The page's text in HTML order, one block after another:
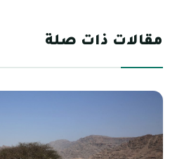
مقالات ذات صلة